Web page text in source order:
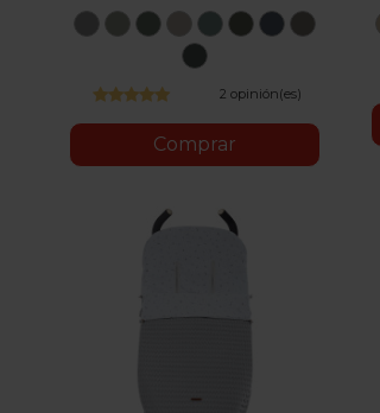
UniUniUni
Green
Medium
Beige
Medium
Grey
OliveBluBrown
Graphite
2 opinión(es)
Comprar